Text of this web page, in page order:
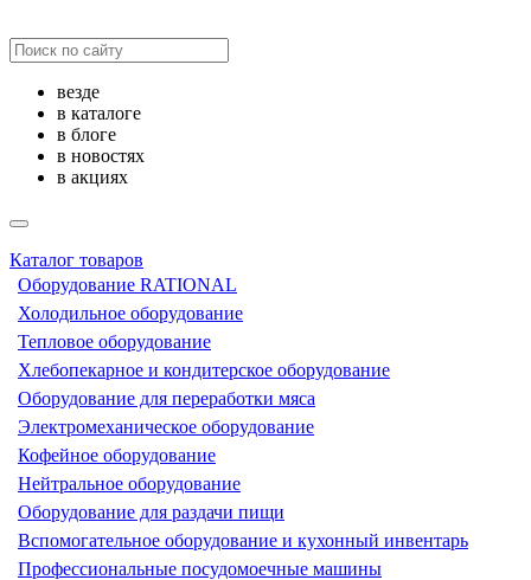
везде
в каталоге
в блоге
в новостях
в акциях
Каталог товаров
Оборудование RATIONAL
Холодильное оборудование
Тепловое оборудование
Хлебопекарное и кондитерское оборудование
Оборудование для переработки мяса
Электромеханическое оборудование
Кофейное оборудование
Нейтральное оборудование
Оборудование для раздачи пищи
Вспомогательное оборудование и кухонный инвентарь
Профессиональные посудомоечные машины